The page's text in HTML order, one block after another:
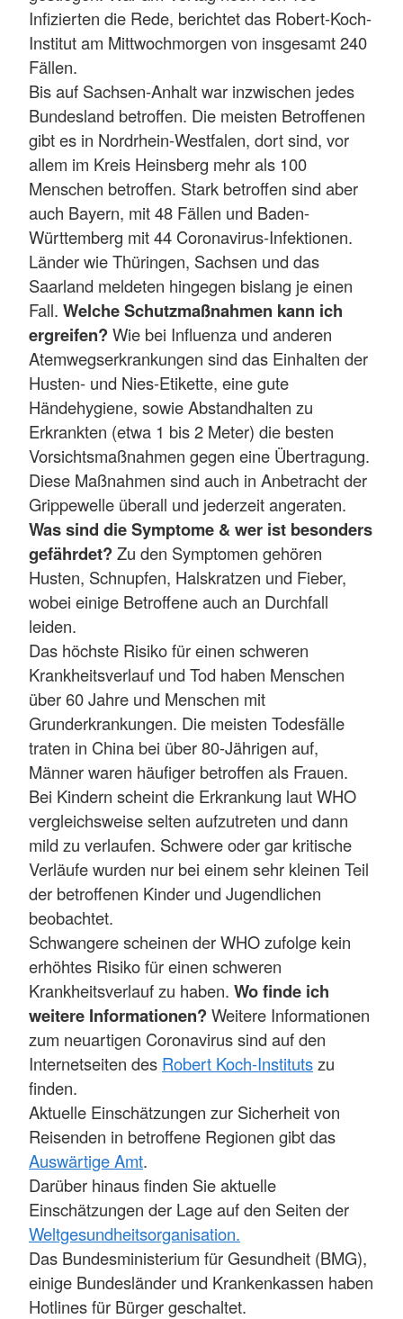
Infizierten die Rede, berichtet das Robert-Koch-
Institut am Mittwochmorgen von insgesamt 240
Fällen.
Bis auf Sachsen-Anhalt war inzwischen jedes
Bundesland betroffen. Die meisten Betroffenen
gibt es in Nordrhein-Westfalen, dort sind, vor
allem im Kreis Heinsberg mehr als 100
Menschen betroffen. Stark betroffen sind aber
auch Bayern, mit 48 Fällen und Baden-
Württemberg mit 44 Coronavirus-Infektionen.
Länder wie Thüringen, Sachsen und das
Saarland meldeten hingegen bislang je einen
Fall. Welche Schutzmaßnahmen kann ich
ergreifen?Wie bei Influenza und anderen
Atemwegserkrankungen sind das Einhalten der
Husten- und Nies-Etikette, eine gute
Händehygiene, sowie Abstandhalten zu
Erkrankten (etwa 1 bis 2 Meter) die besten
Vorsichtsmaßnahmen gegen eine Übertragung.
Diese Maßnahmen sind auch in Anbetracht der
Grippewelle überall und jederzeit angeraten.
Was sind die Symptome & wer ist besonders
gefährdet?Zu den Symptomen gehören
Husten, Schnupfen, Halskratzen und Fieber,
wobei einige Betroffene auch an Durchfall
leiden.
Das höchste Risiko für einen schweren
Krankheitsverlauf und Tod haben Menschen
über 60 Jahre und Menschen mit
Grunderkrankungen. Die meisten Todesfälle
traten in China bei über 80-Jährigen auf,
Männer waren häufiger betroffen als Frauen.
Bei Kindern scheint die Erkrankung laut WHO
vergleichsweise selten aufzutreten und dann
mild zu verlaufen. Schwere oder gar kritische
Verläufe wurden nur bei einem sehr kleinen Teil
der betroffenen Kinder und Jugendlichen
beobachtet.
Schwangere scheinen der WHO zufolge kein
erhöhtes Risiko für einen schweren
Krankheitsverlauf zu haben. Wo finde ich
weitere Informationen?Weitere Informationen
zum neuartigen Coronavirus sind auf den
Internetseiten des Robert Koch-Institutszu
finden.
Aktuelle Einschätzungen zur Sicherheit von
Reisenden in betroffene Regionen gibt das
Auswärtige Amt.
Darüber hinaus finden Sie aktuelle
Einschätzungen der Lage auf den Seiten der
Weltgesundheitsorganisation.
Das Bundesministerium für Gesundheit (BMG),
einige Bundesländer und Krankenkassen haben
Hotlines für Bürger geschaltet.